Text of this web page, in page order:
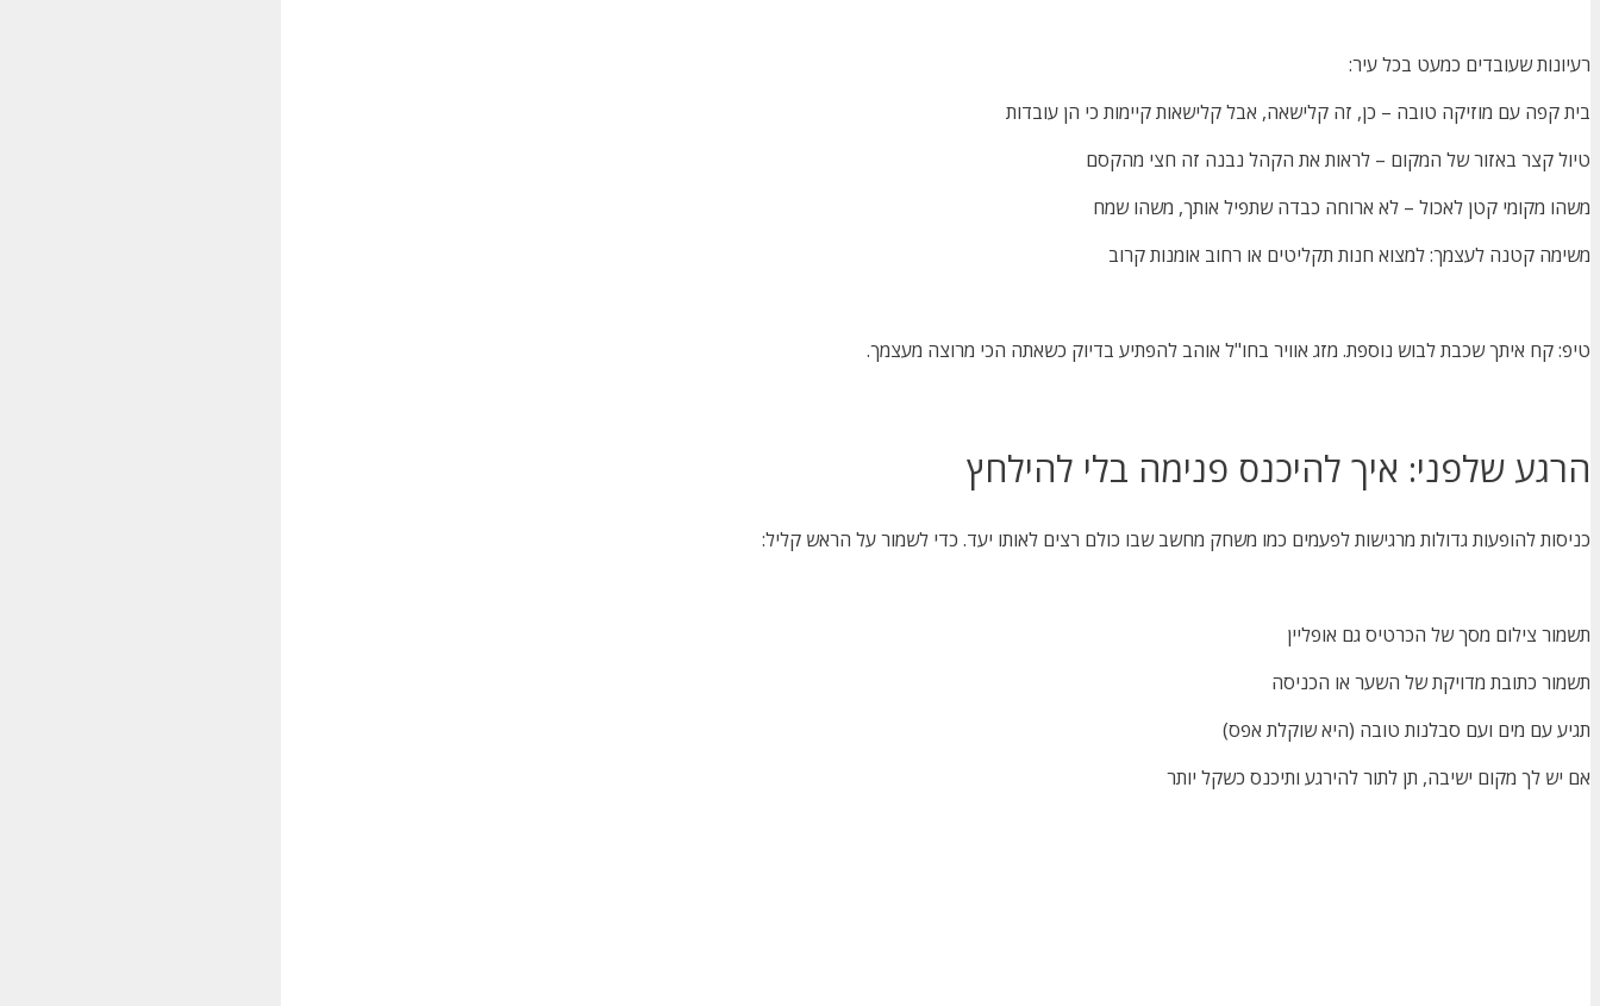
רעיונות שעובדים כמעט בכל עיר:
בית קפה עם מוזיקה טובה – כן, זה קלישאה, אבל קלישאות קיימות כי הן עובדות
טיול קצר באזור של המקום – לראות את הקהל נבנה זה חצי מהקסם
משהו מקומי קטן לאכול – לא ארוחה כבדה שתפיל אותך, משהו שמח
משימה קטנה לעצמך: למצוא חנות תקליטים או רחוב אומנות קרוב
טיפ: קח איתך שכבת לבוש נוספת. מזג אוויר בחו"ל אוהב להפתיע בדיוק כשאתה הכי מרוצה מעצמך.
הרגע שלפני: איך להיכנס פנימה בלי להילחץ
כניסות להופעות גדולות מרגישות לפעמים כמו משחק מחשב שבו כולם רצים לאותו יעד. כדי לשמור על הראש קליל:
תשמור צילום מסך של הכרטיס גם אופליין
תשמור כתובת מדויקת של השער או הכניסה
תגיע עם מים ועם סבלנות טובה (היא שוקלת אפס)
אם יש לך מקום ישיבה, תן לתור להירגע ותיכנס כשקל יותר